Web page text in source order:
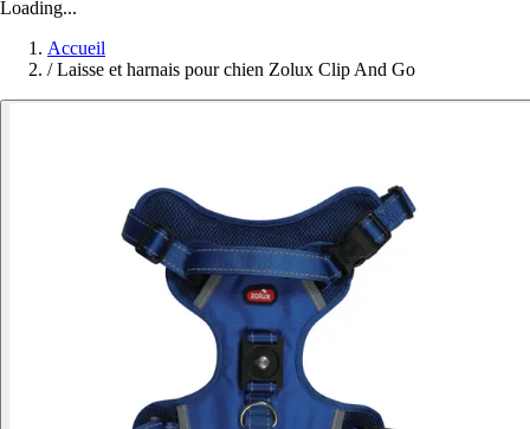
Loading...
Accueil
/ Laisse et harnais pour chien Zolux Clip And Go